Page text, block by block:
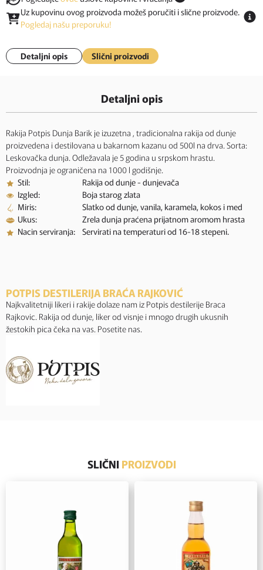
Uz kupovinu ovog proizvoda možeš poručiti i slične proizvode.
Pogledaj našu preporuku!
Detaljni opis Slični proizvodi
Detaljni opis
Rakija Potpis Dunja Barik je izuzetna , tradicionalna rakija od dunje
proizvedena i destilovana u bakarnom kazanu od 500l na drva. Sorta:
Leskovačka dunja. Odležavala je 5 godina u srpskom hrastu.
Proizvodnja je ograničena na 1000 l godišnje.
Stil:
Rakija od dunje - dunjevača
Izgled:
Boja starog zlata
Miris:
Slatko od dunje, vanila, karamela, kokos i med
Ukus:
Zrela dunja praćena prijatnom aromom hrasta
Nacin serviranja: Servirati na temperaturi od 16-18 stepeni.
POTPIS DESTILERIJA BRAĆA RAJKOVIĆ
Najkvalitetniji likeri i rakije dolaze nam iz Potpis destilerije Braca
Rajkovic. Rakija od dunje, liker od visnje i mnogo drugih ukusnih
žestokih pica čeka na vas. Posetite nas.
SLIČNI PROIZVODI